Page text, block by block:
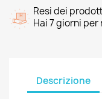
Resi dei
Hai 7 giorni
Descrizione